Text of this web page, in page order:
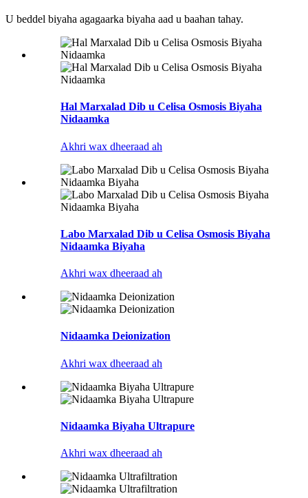
U beddel biyaha agagaarka biyaha aad u baahan tahay.
Hal Marxalad Dib u Celisa Osmosis Biyaha
Nidaamka
Akhri wax dheeraad ah
Labo Marxalad Dib u Celisa Osmosis Biyaha
Nidaamka Biyaha
Akhri wax dheeraad ah
Nidaamka Deionization
Akhri wax dheeraad ah
Nidaamka Biyaha Ultrapure
Akhri wax dheeraad ah